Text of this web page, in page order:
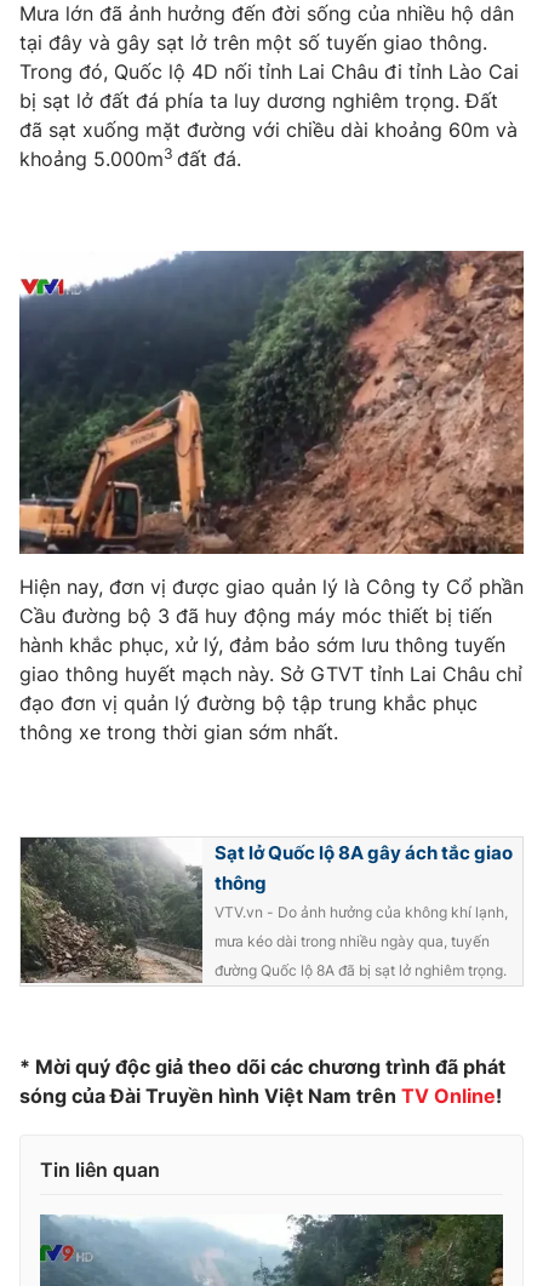
Thế giới đó đây
Câu chuyện quốc tế
Kinh tế
Tài chính
Thị trường
Góc doanh nghiệp
Dữ liệu và đời sống
Truyền hình
Nhân vật
Giải sao mai
Điện ảnh
Đời sống
Chất lượng cuộc sống
Tuyển sinh
Học trực tuyến
Công nghệ
Hitech Công nghệ tương lai
Sản phẩm
Thị trường
Tư vấn
Giao lưu trực tuyến
Lịch phát sóng
Chuyên mục khác
Emagazine Podcast
Video Shorts video
VTV Money VTV Thể thao
VTV Sức khoẻ Bất động sản
Thị trường 24h Tấm lòng Việt
Liên hệ tòa soạn English
Mưa lớn đã ảnh hưởng đến đời sống của nhiều hộ dân
tại đây và gây sạt lở trên một số tuyến giao thông.
Trong đó, Quốc lộ 4D nối tỉnh Lai Châu đi tỉnh Lào Cai
bị sạt lở đất đá phía ta luy dương nghiêm trọng. Đất
đã sạt xuống mặt đường với chiều dài khoảng 60m và
khoảng 5.000m3 đất đá.
Hiện nay, đơn vị được giao quản lý là Công ty Cổ phần
Cầu đường bộ 3 đã huy động máy móc thiết bị tiến
hành khắc phục, xử lý, đảm bảo sớm lưu thông tuyến
giao thông huyết mạch này. Sở GTVT tỉnh Lai Châu chỉ
đạo đơn vị quản lý đường bộ tập trung khắc phục
thông xe trong thời gian sớm nhất.
Sạt lở Quốc lộ 8A gây ách tắc giao
thông
VTV.vn - Do ảnh hưởng của không khí lạnh,
mưa kéo dài trong nhiều ngày qua, tuyến
đường Quốc lộ 8A đã bị sạt lở nghiêm trọng.
* Mời quý độc giả theo dõi các chương trình đã phát
sóng của Đài Truyền hình Việt Nam trên TV Online!
Tin liên quan